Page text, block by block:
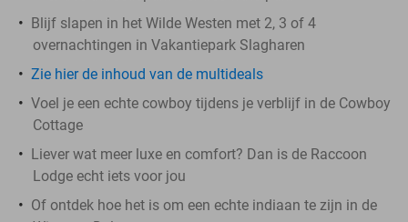
Blijf slapen in het Wilde Westen met 2, 3 of 4
overnachtingen in Vakantiepark Slagharen
Zie hier de inhoud van de multideals
Voel je een echte cowboy tijdens je verblijf in de Cowboy
Cottage
Liever wat meer luxe en comfort? Dan is de Raccoon
Lodge echt iets voor jou
Of ontdek hoe het is om een echte indiaan te zijn in de